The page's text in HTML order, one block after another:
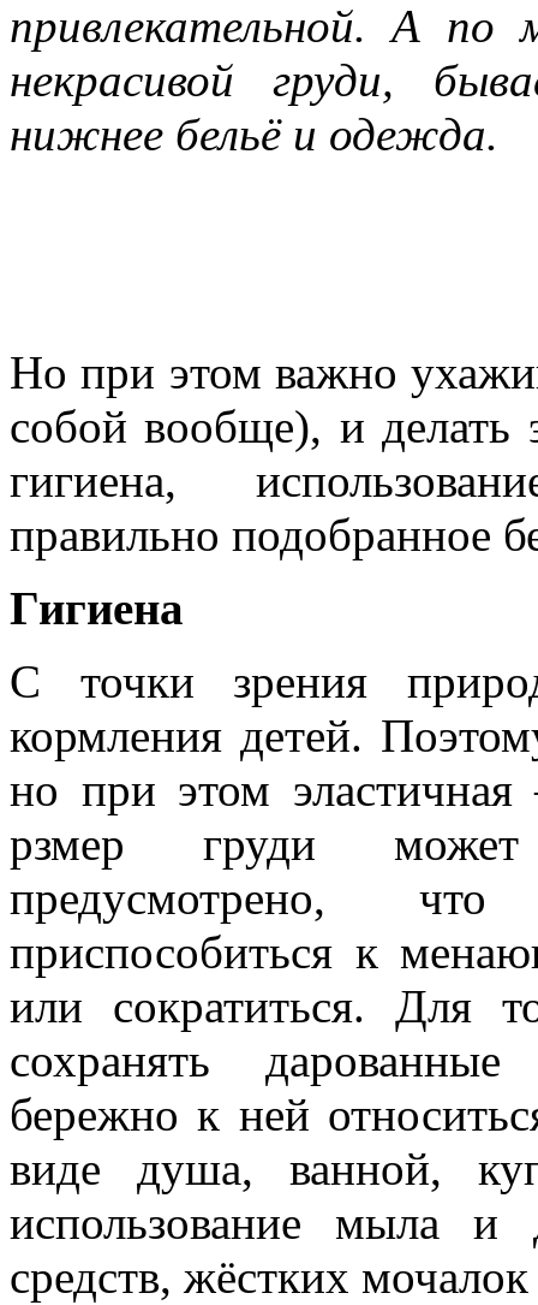
привлекательной. А
некрасивой груди,
нижнее бельё и одежда.
Но при этом важно
собой вообще), и делать
гигиена,
правильно подобранное
Гигиена
С точки зрения
кормления детей.
но при этом
рзмер груди может
предусмотрено,
приспособиться к
или сократиться. Для
сохранять
бережно к ней
виде душа, ванной,
использование мыла и
средств, жёстких